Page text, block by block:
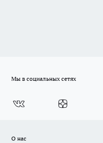
Мы в социальных сетях
О нас